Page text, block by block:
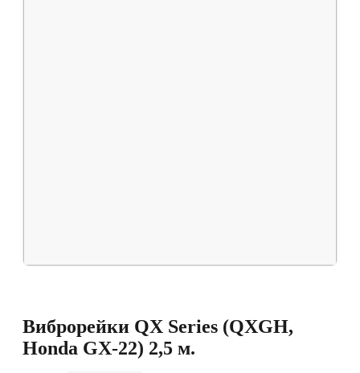
Виброрейки QX Series (QXGH,
Honda GX-22) 2,5 м.